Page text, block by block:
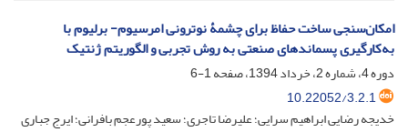
امکان‌سنجی ساخت حفاظ برای چشمۀ نوترونی امرسیوم- برلیوم با
به‌کارگیری پسماندهای صنعتی به روش تجربی و الگوریتم ژنتیک
دوره 4، شماره 2، خرداد 1394، صفحه
1-6
10.22052/3.2.1
خدیجه رضایی ابراهیم سرایی؛ علیرضا تاجری؛ سعید پورعجم بافرانی؛ ایرج جباری